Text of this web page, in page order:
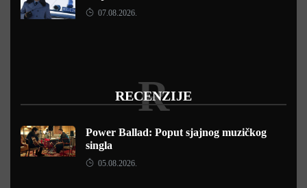
07.08.2026.
RECENZIJE
R
Power Ballad: Poput sjajnog muzičkog
singla
05.08.2026.